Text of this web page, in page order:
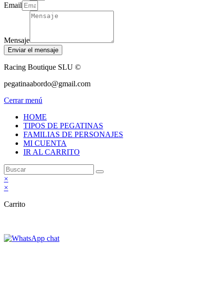
Email
Mensaje
Enviar el mensaje
Racing Boutique SLU ©
pegatinaabordo@gmail.com
Cerrar menú
HOME
TIPOS DE PEGATINAS
FAMILIAS DE PERSONAJES
MI CUENTA
IR AL CARRITO
×
×
Carrito